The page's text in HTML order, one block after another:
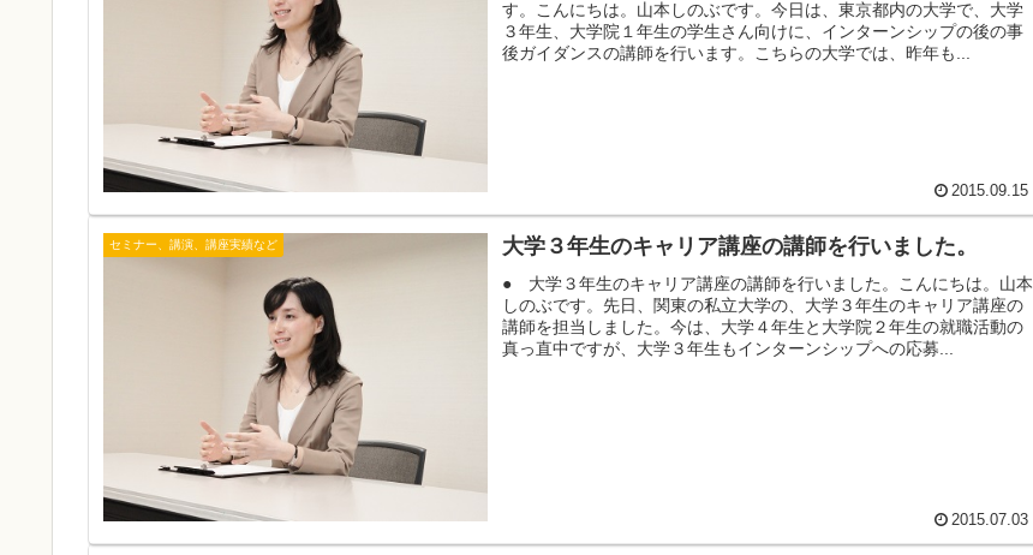
す。こんにちは。山本しのぶです。今日は、東京都内の大学で、大学
３年生、大学院１年生の学生さん向けに、インターンシップの後の事
後ガイダンスの講師を行います。こちらの大学では、昨年も...
2015.09.15
セミナー、講演、講座実績など 大学３年生のキャリア講座の講師を行いました。
● 大学３年生のキャリア講座の講師を行いました。こんにちは。山本
しのぶです。先日、関東の私立大学の、大学３年生のキャリア講座の
講師を担当しました。今は、大学４年生と大学院２年生の就職活動の
真っ直中ですが、大学３年生もインターンシップへの応募...
2015.07.03